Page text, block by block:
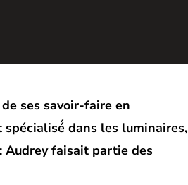
ses savoir-faire en
dans les luminaires,
Audrey faisait partie des